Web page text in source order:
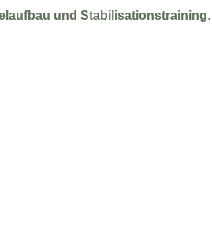
und Stabilisationstraining.